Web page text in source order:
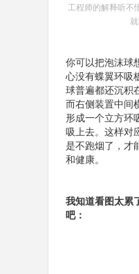
工程师的解释听不
你可以把泡沫球
心没有蝶翼环吸
球普遍都还沉积
而右侧装置中间
形成一个立方环
吸上去。这样对
是不跑烟了，才
和健康。
我知道看图太累
吧：